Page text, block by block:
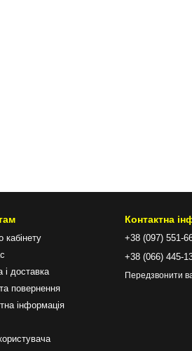
кабінету
і доставка
повернення
інформація
Контактна
+38 (097) 551-
+38 (066) 445-
Передзвонити